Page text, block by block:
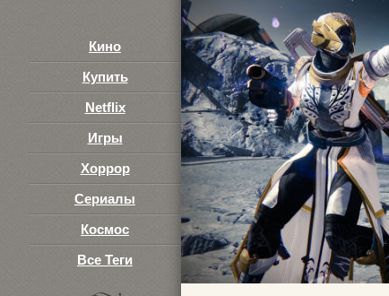
1
2
3
Кино
Купить
Netflix
Игры
Хоррор
Сериалы
Космос
Все Теги